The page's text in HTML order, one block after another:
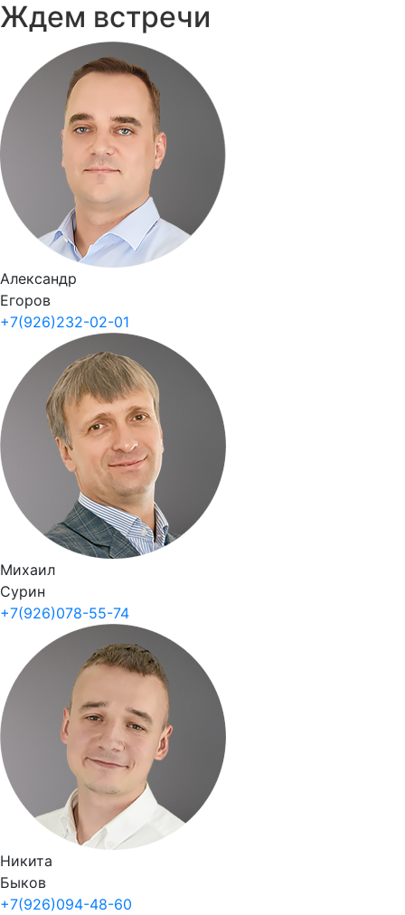
Ждем встречи
Александр
Егоров
+7(926)232-02-01
Михаил
Сурин
+7(926)078-55-74
Никита
Быков
+7(926)094-48-60